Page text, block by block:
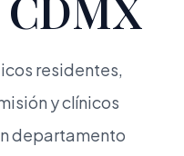
residentes,
y clínicos
departamento